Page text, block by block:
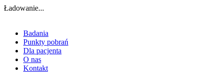
Ładowanie...
Badania
Punkty pobrań
Dla pacjenta
O nas
Kontakt